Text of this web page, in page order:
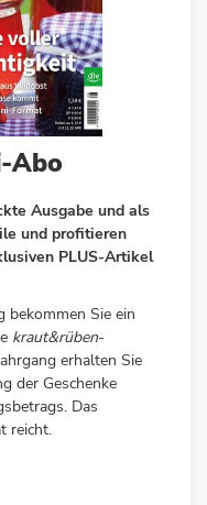
Abo
Ausgabe und als
und profitieren
PLUS-Artikel
bekommen Sie ein
kraut&rüben-
erhalten Sie
der Geschenke
Das
reicht.